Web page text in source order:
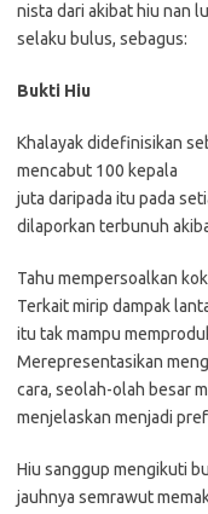
nista dari akibat hiu nan
selaku bulus, sebagus:
Bukti Hiu
Khalayak didefinisikan
mencabut 100 kepala
juta daripada itu pada
dilaporkan terbunuh
Tahu mempersoalkan
Terkait mirip dampak
itu tak mampu
Merepresentasikan
cara, seolah-olah besar
menjelaskan menjadi
Hiu sanggup mengikuti
jauhnya semrawut